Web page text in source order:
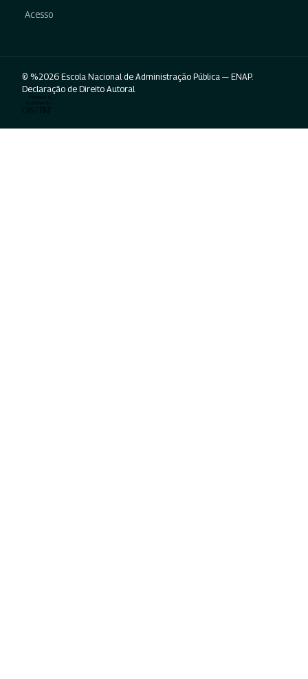
Acesso
© %2026 Escola Nacional de Administração Pública — ENAP.
Declaração de Direito Autoral